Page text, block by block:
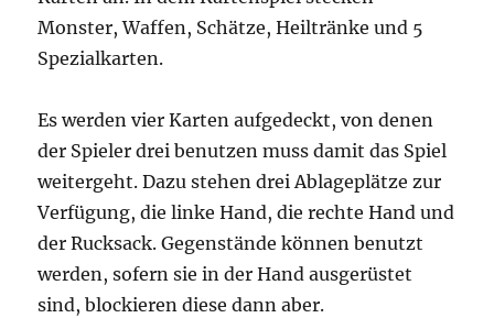
Monster, Waffen, Schätze, Heiltränke und 5
Spezialkarten.
Es werden vier Karten aufgedeckt, von denen
der Spieler drei benutzen muss damit das Spiel
weitergeht. Dazu stehen drei Ablageplätze zur
Verfügung, die linke Hand, die rechte Hand und
der Rucksack. Gegenstände können benutzt
werden, sofern sie in der Hand ausgerüstet
sind, blockieren diese dann aber.